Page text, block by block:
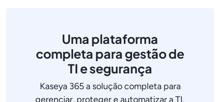
Uma plataforma
completa para gestão de
TI e segurança
Kaseya 365 a solução completa para
gerenciar, proteger e automatizar a TI.